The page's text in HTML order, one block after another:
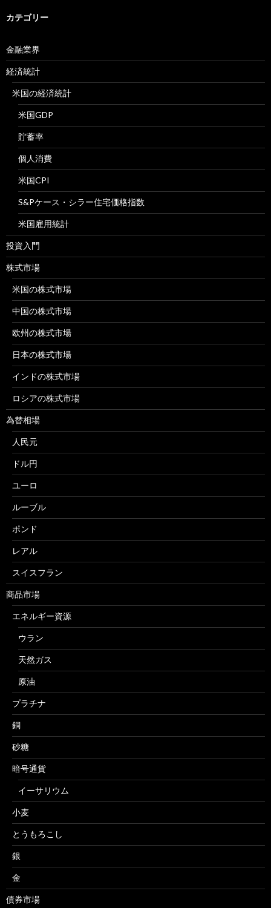
カテゴリー
金融業界
経済統計
米国の経済統計
米国GDP
貯蓄率
個人消費
米国CPI
S&Pケース・シラー住宅価格指数
米国雇用統計
投資入門
株式市場
米国の株式市場
中国の株式市場
欧州の株式市場
日本の株式市場
インドの株式市場
ロシアの株式市場
為替相場
人民元
ドル円
ユーロ
ルーブル
ポンド
レアル
スイスフラン
商品市場
エネルギー資源
ウラン
天然ガス
原油
プラチナ
銅
砂糖
暗号通貨
イーサリウム
小麦
とうもろこし
銀
金
債券市場